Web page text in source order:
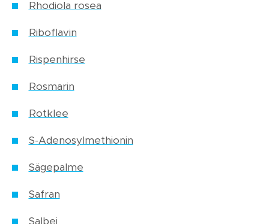
Rhodiola rosea
Riboflavin
Rispenhirse
Rosmarin
Rotklee
S-Adenosylmethionin
Sägepalme
Safran
Salbei